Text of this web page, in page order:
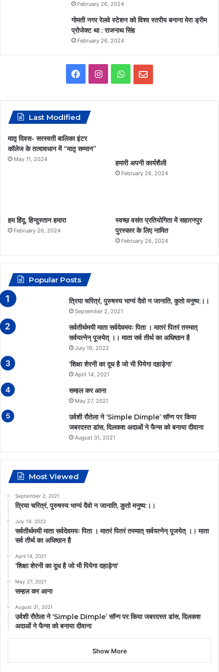
February 26, 2024
गोमती नगर रेलवे स्टेशन को विश्व स्तरीय बनाना मेरा ड्रीम
प्रोजेक्ट था : राजनाथ सिंह
February 26, 2024
c
b
I
W
A
Last Modified
मातृ दिवस- सरस्वती बालिका इंटर
कॉलेज के तत्वावधान में “मातृ सम्मान”
May 11, 2024 हमारी अपनी कार्यशैली
February 26, 2024
हम हिंदू, हिन्दुस्तान हमारा
February 26, 2024
स्वच्छ वसंत प्रतियोगिता में सहारनपुर
पुरस्कार के लिए नामित
February 26, 2024
Popular Posts
त्रिया चरित्रं, पुरुषस्य भाग्यं दैवो न जानाति, कुतो मनुष्य:।।
September 2, 2021
सर्वतीर्थमयी माता सर्वदेवमयः पिता । मातरं पितरं तस्मात्
सर्वयत्नेन् पूजयेत् ।। माता सर्व तीर्थ का अधिष्ठान है
July 19, 2022
‘शिक्षा शेरनी का दूध है जो भी पियेगा दहाड़ेगा’
April 14, 2021
सम्हल कर आना
May 27, 2021
उर्वशी रौतेला ने ‘Simple Dimple’ सॉन्ग पर किया
जबरदस्त डांस, दिलकश अदाओं ने फैन्स को बनाया दीवाना
August 31, 2021
Most Viewed
September 2, 2021
त्रिया चरित्रं, पुरुषस्य भाग्यं दैवो न जानाति, कुतो मनुष्य:।।
July 19, 2022
सर्वतीर्थमयी माता सर्वदेवमयः पिता । मातरं पितरं तस्मात् सर्वयत्नेन् पूजयेत् ।। माता
सर्व तीर्थ का अधिष्ठान है
April 14, 2021
‘शिक्षा शेरनी का दूध है जो भी पियेगा दहाड़ेगा’
May 27, 2021
सम्हल कर आना
August 31, 2021
उर्वशी रौतेला ने ‘Simple Dimple’ सॉन्ग पर किया जबरदस्त डांस, दिलकश
अदाओं ने फैन्स को बनाया दीवाना
Show More